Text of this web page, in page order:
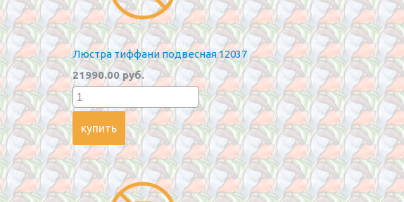
Люстра тиффани подвесная 12037
21990.00 руб.